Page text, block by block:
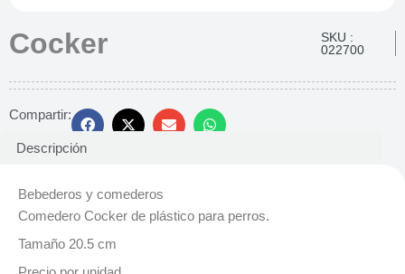
Cocker
SKU :
022700
Compartir:
Descripción
Bebederos y comederos
Comedero Cocker de plástico para perros.
Tamaño 20.5 cm